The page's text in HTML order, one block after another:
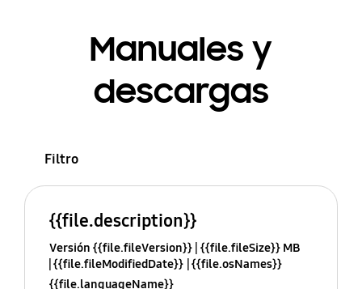
Manuales y
descargas
Filtro
{{file.description}}
Versión {{file.fileVersion}} {{file.fileSize}} MB
{{file.fileModifiedDate}} {{file.osNames}}
{{file.languageName}}